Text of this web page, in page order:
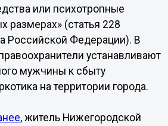
или психотропные
размерах» (статья 228
Российской Федерации). В
устанавливают
мужчины к сбыту
на территории города.
, житель Нижегородской